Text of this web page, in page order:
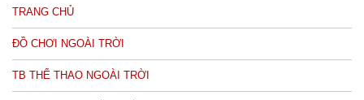
TRANG CHỦ
ĐỒ CHƠI NGOÀI TRỜI
TB THỂ THAO NGOÀI TRỜI